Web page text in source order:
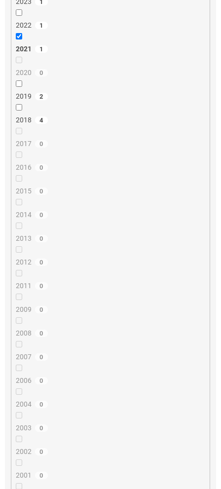
2023 1
2022 1
2021 1
2020 0
2019 2
2018 4
2017 0
2016 0
2015 0
2014 0
2013 0
2012 0
2011 0
2009 0
2008 0
2007 0
2006 0
2004 0
2003 0
2002 0
2001 0